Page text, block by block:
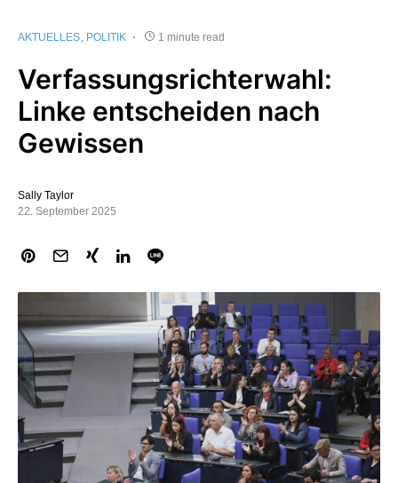
AKTUELLES POLITIK 1 minute read
Verfassungsrichterwahl:
Linke entscheiden nach
Gewissen
Sally Taylor
22. September 2025